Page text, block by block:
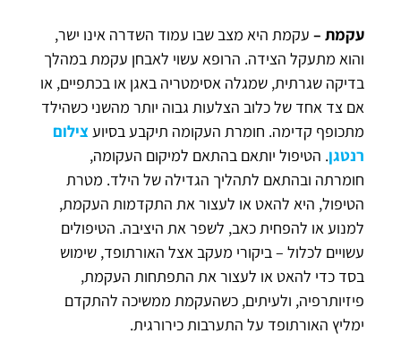
עקמת – עקמת היא מצב שבו עמוד השדרה אינו ישר,
והוא מתעקל הצידה. הרופא עשוי לאבחן עקמת במהלך
בדיקה שגרתית, שמגלה אסימטריה באגן או בכתפיים, או
אם צד אחד של כלוב הצלעות גבוה יותר מהשני כשהילד
מתכופף קדימה. חומרת העקומה תיקבע בסיועצילום
רנטגן. הטיפול יותאם בהתאם למיקום העקומה,
חומרתה ובהתאם לתהליך הגדילה של הילד. מטרת
הטיפול, היא להאט או לעצור את התקדמות העקמת,
למנוע או להפחית כאב, לשפר את היציבה. הטיפולים
עשויים לכלול – ביקורי מעקב אצל האורתופד, שימוש
בסד כדי להאט או לעצור את התפתחות העקמת,
פיזיותרפיה, ולעיתים, כשהעקמת ממשיכה להתקדם
ימליץ האורתופד על התערבות כירורגית.